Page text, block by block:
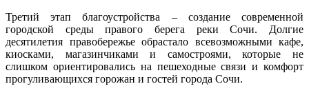
Третий этап благоустройства – создание современной
городской среды правого берега реки Сочи. Долгие
десятилетия правобережье обрастало всевозможными кафе,
киосками, магазинчиками и самостроями, которые не
слишком ориентировались на пешеходные связи и комфорт
прогуливающихся горожан и гостей города Сочи.